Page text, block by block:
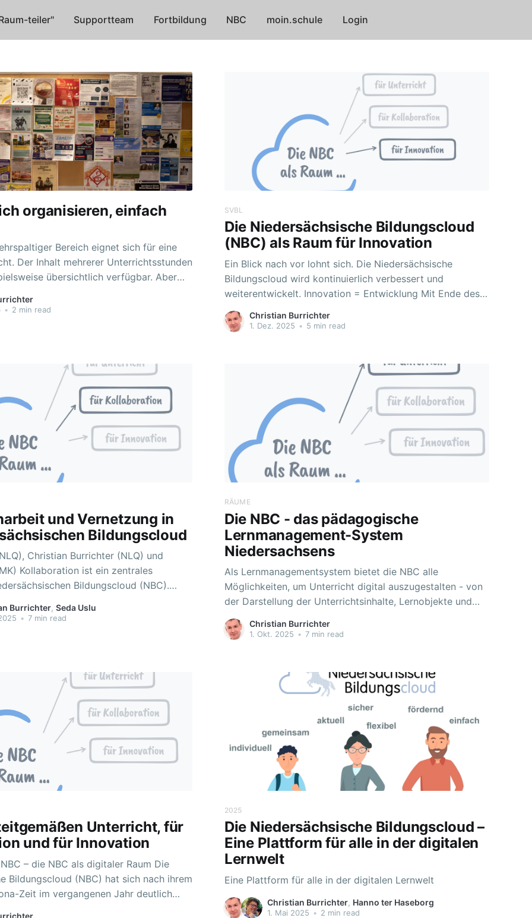
teiler" Supportteam Fortbildung NBC moin.schule Login
organisieren, einfach
Der Inhalt mehrerer Unterrichtsstunden
übersichtlich verfügbar. Aber
für eine Arbeitsphase lassen
bereitstellen, um z.B. in
• 2 min read
SVBL
Die Niedersächsische Bildungscloud
(NBC) als Raum für Innovation
Ein Blick nach vor lohnt sich. Die Niedersächsische
Bildungscloud wird kontinuierlich verbessert und
weiterentwickelt. Innovation = Entwicklung Mit Ende des
DigitalPakt Schule 2019-2024 wird die NBC offiziell kein
„DigitalPakt-Entwicklungsprojekt“ mehr sein. Als digitales
und so zukünftigen Bedarfe gerecht zu werden.
Christian Burrichter
1. Dez. 2025 • 5 min read
und Vernetzung in
Bildungscloud
Christian Burrichter (NLQ) und
Bildungscloud (NBC).
Studien zeigen auf, dass
unterrichtlichen Lehr-Lern-Prozessen
Burrichter, Seda Uslu
• 7 min read
RÄUME
Die NBC - das pädagogische
Lernmanagement-System
Niedersachsens
Als Lernmanagementsystem bietet die NBC alle
Möglichkeiten, um Unterricht digital auszugestalten - von
der Darstellung der Unterrichtsinhalte, Lernobjekte und
Medien über die Werkzeuge für das Lernen bis hin zu der
Nutzenden- und Kursverwaltung. Inhalte in der NBC
Christian Burrichter
1. Okt. 2025 • 7 min read
Unterricht, für
und für Innovation
– die NBC als digitaler Raum Die
Bildungscloud (NBC) hat sich nach ihrem
Zeit im vergangenen Jahr deutlich
Mit neuem Erscheinungsbild, größerem
2025
Die Niedersächsische Bildungscloud –
Eine Plattform für alle in der digitalen
Lernwelt
Eine Plattform für alle in der digitalen Lernwelt
Christian Burrichter, Hanno ter Haseborg
1. Mai 2025 • 2 min read